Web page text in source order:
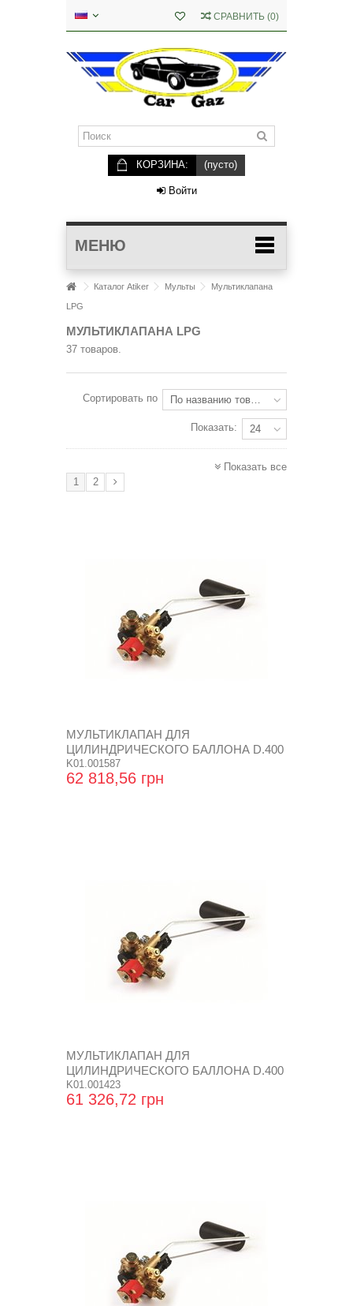
СРАВНИТЬ (0)
КОРЗИНА: (пусто)
Войти
МЕНЮ
Каталог Atiker Мульты Мультиклапана
LPG
МУЛЬТИКЛАПАНА LPG
37 товаров.
Сортировать по По названию товара: от Я до А
Показать: 24
Показать все
1
2
МУЛЬТИКЛАПАН ДЛЯ
ЦИЛИНДРИЧЕСКОГО БАЛЛОНА D.400
SUPER
K01.001587
62 818,56 грн
МУЛЬТИКЛАПАН ДЛЯ
ЦИЛИНДРИЧЕСКОГО БАЛЛОНА D.400
K01.001423
61 326,72 грн